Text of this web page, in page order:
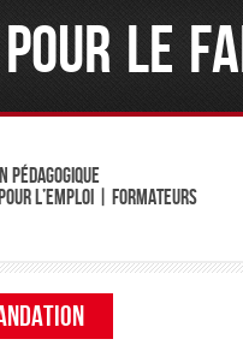
LE
pédagogique
l’emploi | Formateurs